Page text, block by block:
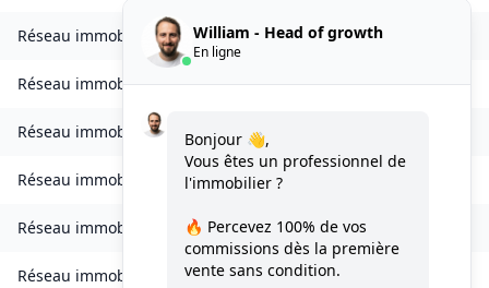
Réseau immobilierLaillé(35890
Réseau immobilierLandavran(35450)
Réseau immobilierLivré-sur-Changeon
Réseau immobilier Lohéac(35550)
Réseau immobilier Longaulnay(35190)
Réseau immobilier Loutehel(35330)
William - Head of growth
En ligne
Bonjour 👋,
Vous êtes un professionnel de
l'immobilier ?
🔥 Percevez 100% de vos
commissions dès la première
vente sans condition.